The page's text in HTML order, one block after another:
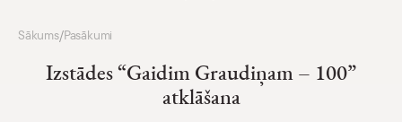
Apmeklēt
Kalendārs
Sākums/Pasākumi
Izstādes “Gaidim Graudiņam – 100”
atklāšana